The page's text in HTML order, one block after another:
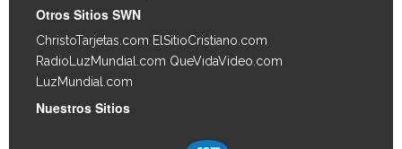
Otros Sitios SWN
ChristoTarjetas.com ElSitioCristiano.com
RadioLuzMundial.com QueVidaVideo.com
LuzMundial.com
Nuestros Sitios